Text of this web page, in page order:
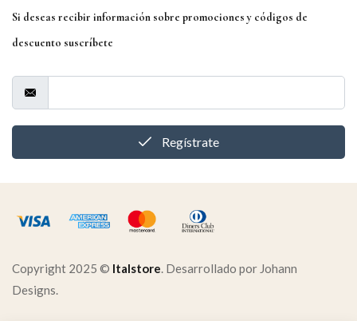
Si deseas recibir información sobre promociones y códigos de
descuento suscríbete
Regístrate
Copyright 2025 © Italstore. Desarrollado por Johann
Designs.